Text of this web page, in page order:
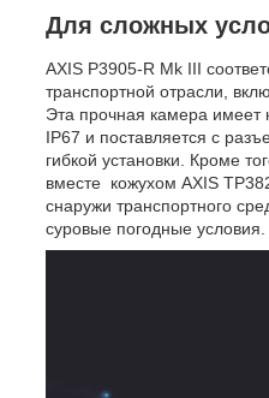
Для сложных
AXIS P3905-R Mk III
транспортной отрасли,
Эта прочная камера имеет
IP67 и поставляется с
гибкой установки. Кроме
вместе кожухом AXIS
снаружи транспортного
суровые погодные условия.